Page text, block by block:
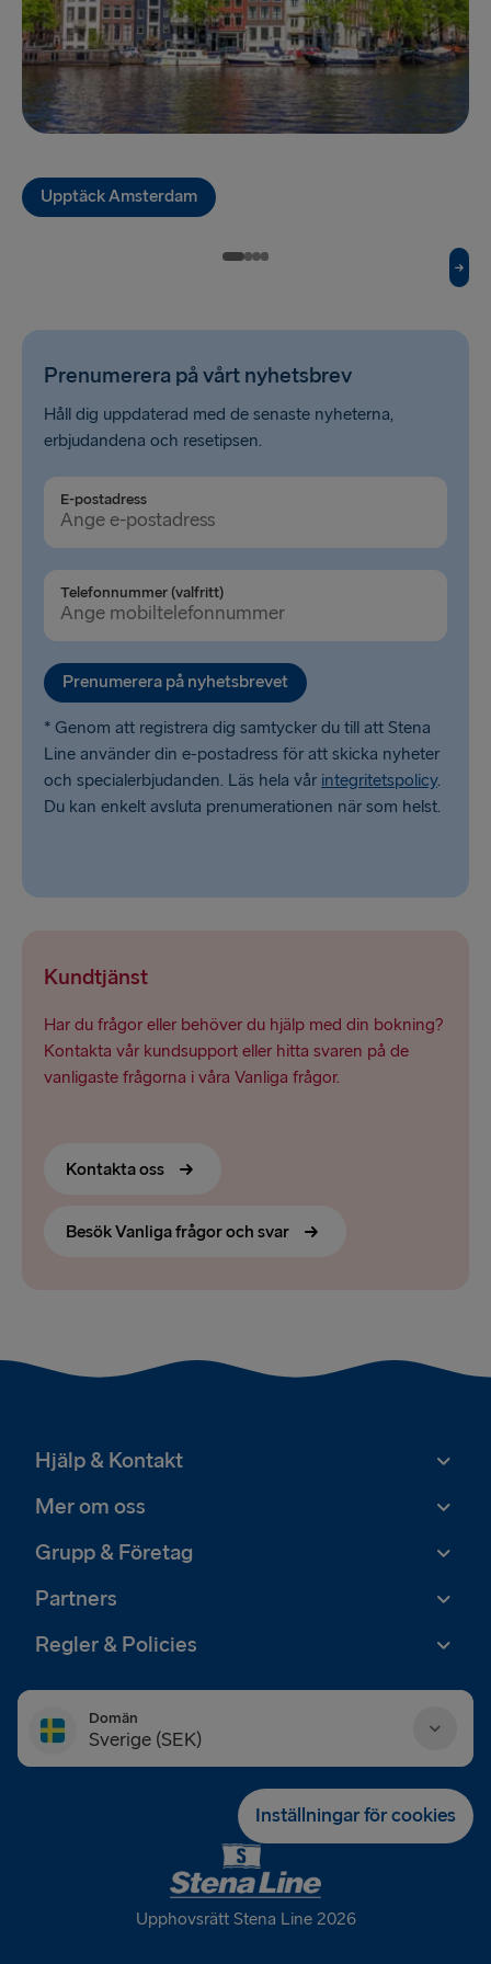
Gdynia → Karlskrona
TILL LETTLAND
Ventspils → Nynäshamn
Belfast → Liverpool
Hoek van Holland → Harwich
Holyhead → Dublin
Travemünde → Liepāja
Cairnryan → Belfast
Harwich → Hoek van Holland
Dublin → Holyhead
Liepāja → Travemünde
Upptäck Amsterdam
Prenumerera på vårt nyhetsbrev
Håll dig uppdaterad med de senaste nyheterna,
erbjudandena och resetipsen.
E-postadress
Telefonnummer (valfritt)
Prenumerera på nyhetsbrevet
* Genom att registrera dig samtycker du till att Stena
Line använder din e-postadress för att skicka nyheter
och specialerbjudanden. Läs hela vår integritetspolicy.
Du kan enkelt avsluta prenumerationen när som helst.
Kundtjänst
Har du frågor eller behöver du hjälp med din bokning?
Kontakta vår kundsupport eller hitta svaren på de
vanligaste frågorna i våra Vanliga frågor.
Kontakta oss
Besök Vanliga frågor och svar
Hjälp & Kontakt
Mer om oss
Grupp & Företag
Partners
Regler & Policies
Domän
Sverige (SEK)
Inställningar för cookies
Upphovsrätt Stena Line 2026